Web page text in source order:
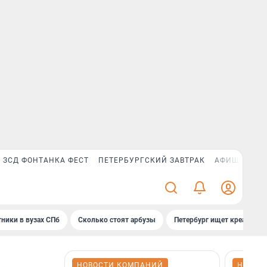
ЗСД ФОНТАНКА ФЕСТ ПЕТЕРБУРГСКИЙ ЗАВТРАК АФИША PLUS
в вузах СПб Сколько стоят арбузы Петербург ищет креатив
НОВОСТИ КОМПАНИЙ